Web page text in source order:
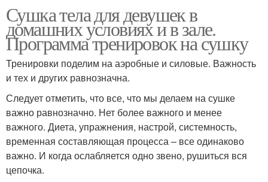
Сушка тела для девушек в
домашних условиях и в зале.
Программа тренировок на сушку
Тренировки поделим на аэробные и силовые. Важность
и тех и других равнозначна.
Следует отметить, что все, что мы делаем на сушке
важно равнозначно. Нет более важного и менее
важного. Диета, упражнения, настрой, системность,
временная составляющая процесса – все одинаково
важно. И когда ослабляется одно звено, рушиться вся
цепочка.